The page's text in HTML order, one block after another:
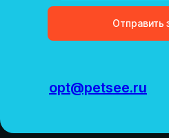
opt@petsee.ru
Отправить